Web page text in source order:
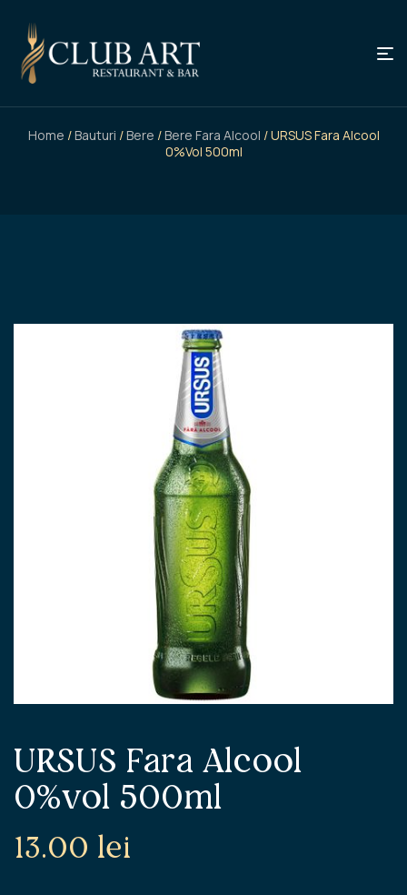
Home /Bauturi /Bere /Bere Fara Alcool / URSUS Fara Alcool
0%vol 500ml
URSUS Fara Alcool
0%vol 500ml
13.00 lei